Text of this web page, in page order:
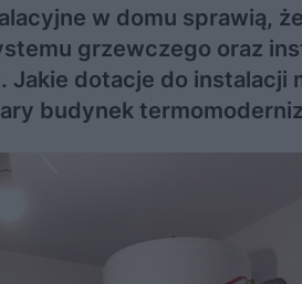
w domu sprawią,
grzewczego oraz
dotacje do instalacji
budynek